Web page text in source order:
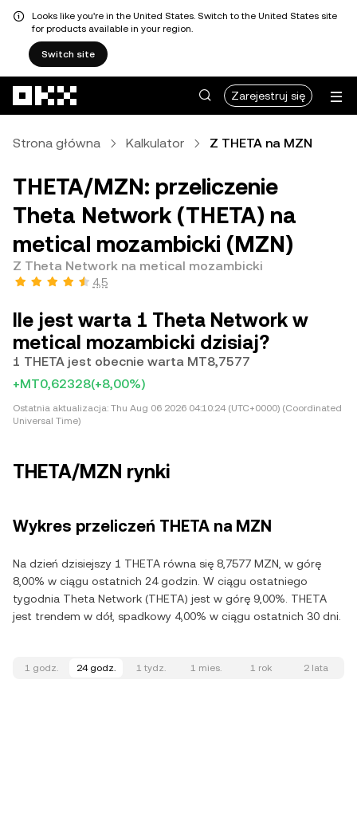
Looks like you're in the United States. Switch to the United States site
for products available in your region.
Switch site
Zarejestruj się
Strona główna Kalkulator Z THETA na MZN
THETA/MZN: przeliczenie
Theta Network (THETA) na
metical mozambicki (MZN)
Z Theta Network na metical mozambicki
4,5
Ile jest warta 1 Theta Network w
metical mozambicki dzisiaj?
1 THETA jest obecnie warta MT8,7577
+MT0,62328(+8,00%)
Ostatnia aktualizacja: Thu Aug 06 2026 04:10:24 (UTC+0000) (Coordinated
Universal Time)
THETA/MZN rynki
Wykres przeliczeń THETA na MZN
Na dzień dzisiejszy 1 THETA równa się 8,7577 MZN, w górę
8,00% w ciągu ostatnich 24 godzin. W ciągu ostatniego
tygodnia Theta Network (THETA) jest w górę 9,00%. THETA
jest trendem w dół, spadkowy 4,00% w ciągu ostatnich 30 dni.
1 godz. 24 godz. 1 tydz. 1 mies. 1 rok 2 lata